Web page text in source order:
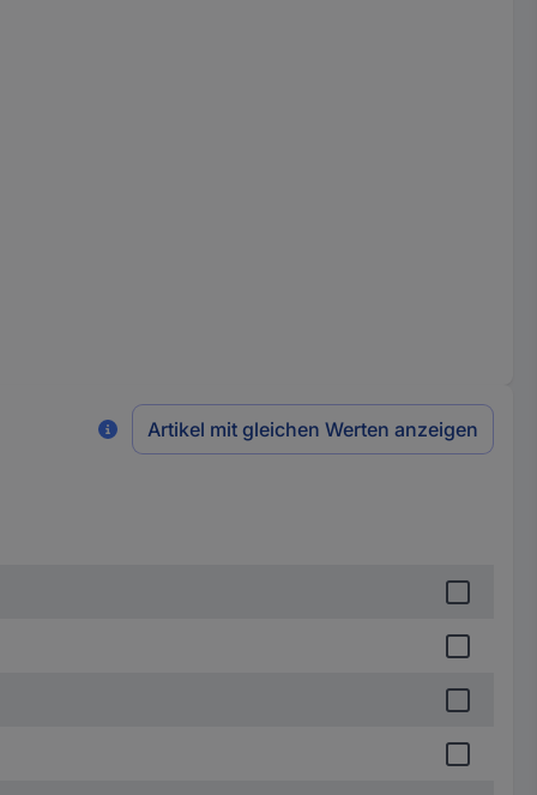
Artikel mit gleichen Werten anzeigen